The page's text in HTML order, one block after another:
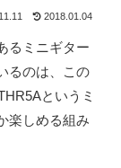
2018.01.04
るミニギター
るのは、この
というミ
楽しめる組み